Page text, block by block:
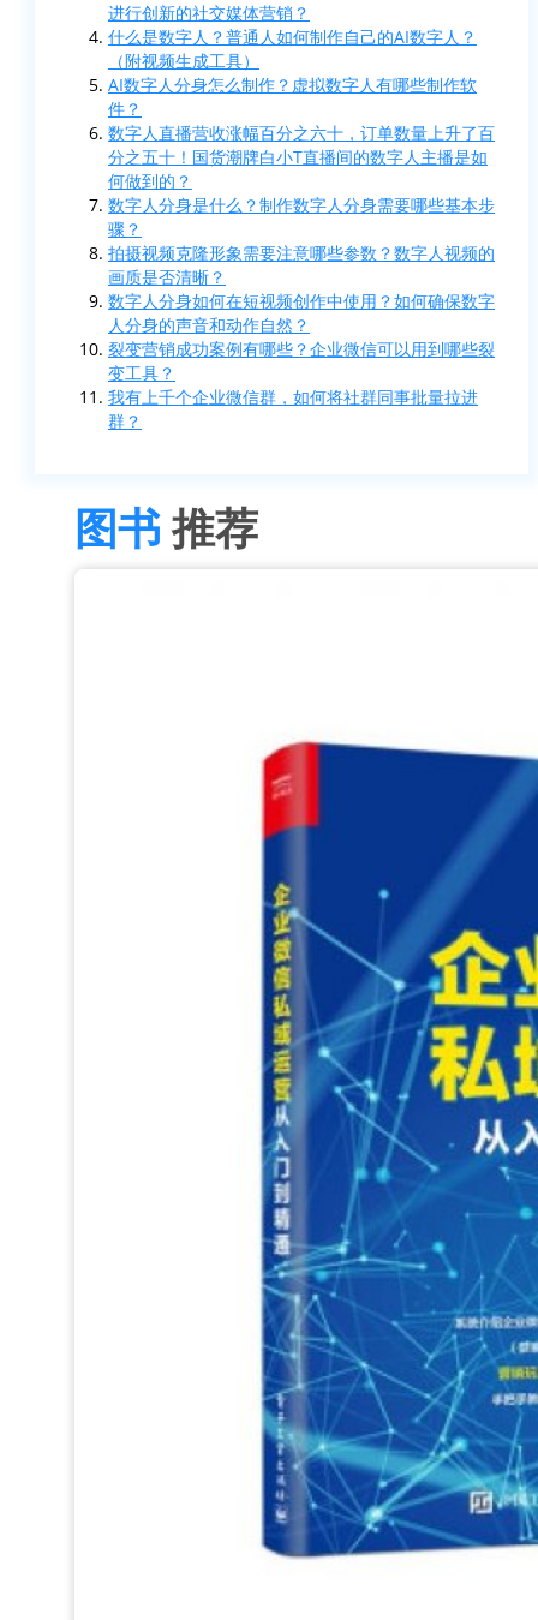
进行创新的社交媒体营销？
什么是数字人？普通人如何制作自己的AI数字人？
（附视频生成工具）
AI数字人分身怎么制作？虚拟数字人有哪些制作软
件？
数字人直播营收涨幅百分之六十，订单数量上升了百
分之五十！国货潮牌白小T直播间的数字人主播是如
何做到的？
数字人分身是什么？制作数字人分身需要哪些基本步
骤？
拍摄视频克隆形象需要注意哪些参数？数字人视频的
画质是否清晰？
数字人分身如何在短视频创作中使用？如何确保数字
人分身的声音和动作自然？
裂变营销成功案例有哪些？企业微信可以用到哪些裂
变工具？
我有上千个企业微信群，如何将社群同事批量拉进
群？
图书推荐